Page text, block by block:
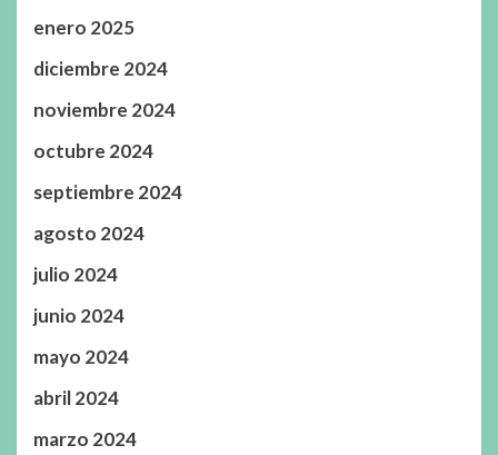
enero 2025
diciembre 2024
noviembre 2024
octubre 2024
septiembre 2024
agosto 2024
julio 2024
junio 2024
mayo 2024
abril 2024
marzo 2024